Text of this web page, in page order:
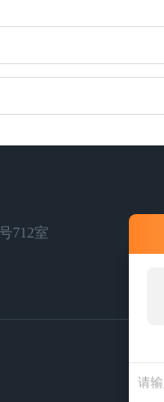
712室